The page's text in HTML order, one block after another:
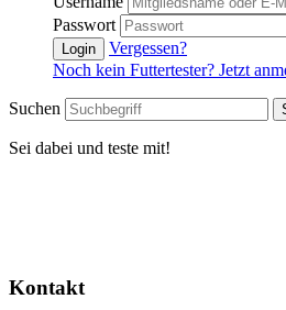
Passwort
Login
Vergessen?
Noch kein Futtertester? Jetzt
Suchen
Sei dabei und teste mit!
Kontakt